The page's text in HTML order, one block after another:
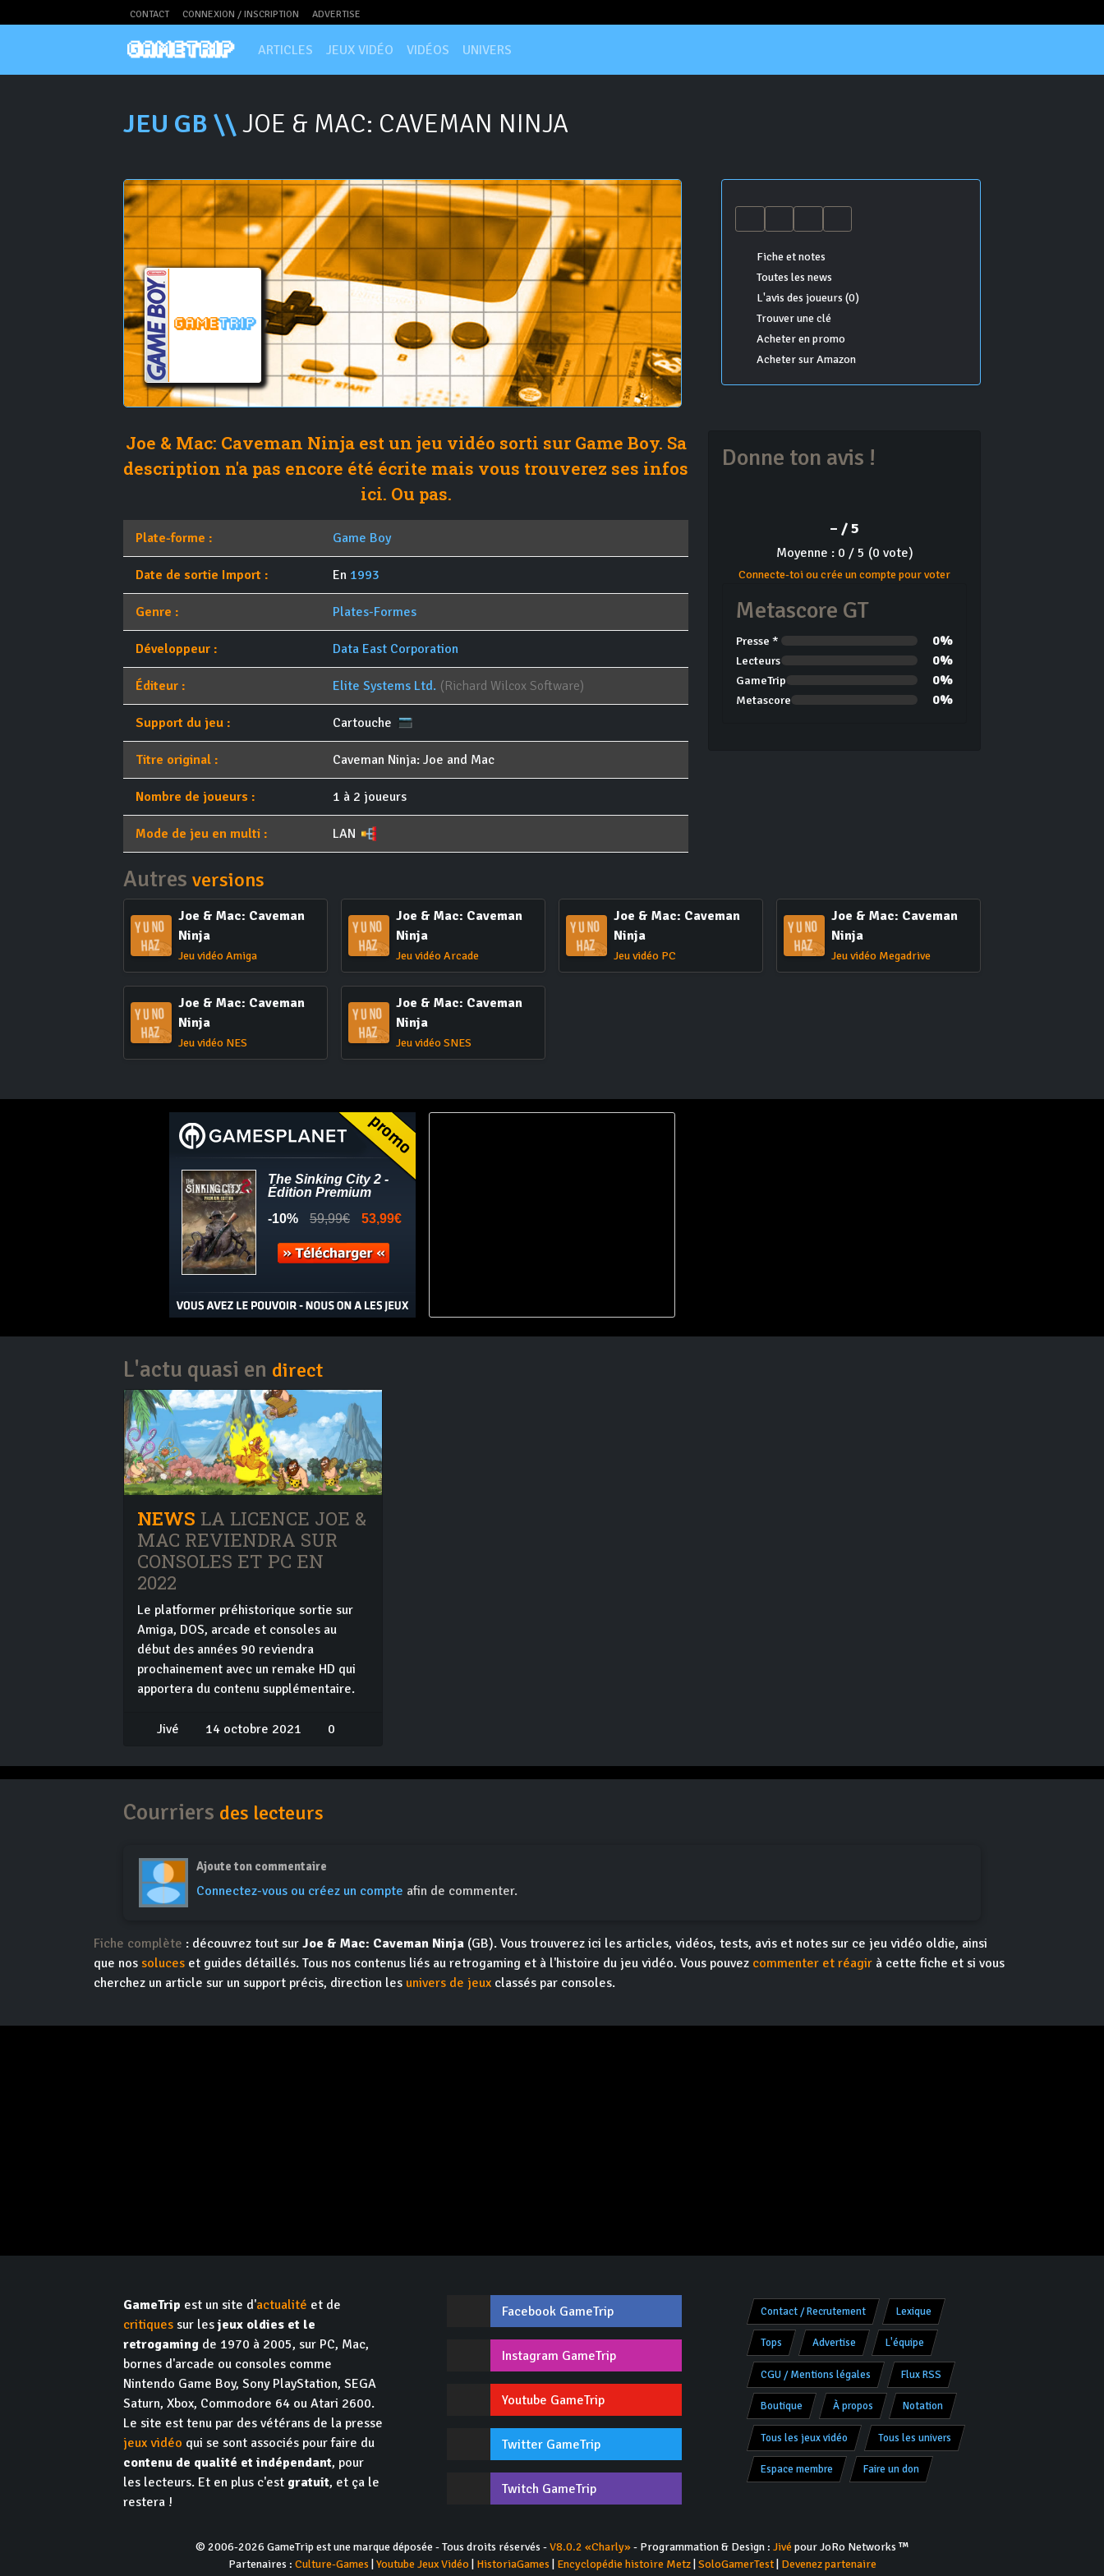
CONTACT CONNEXION / INSCRIPTION ADVERTISE
ARTICLES JEUX VIDÉO VIDÉOS UNIVERS
JEU GB \\ JOE & MAC: CAVEMAN NINJA
Fiche et notes
Toutes les news
L'avis des joueurs (0)
Trouver une clé
Acheter en promo
Acheter sur Amazon
Joe & Mac: Caveman Ninja est un jeu vidéo sorti sur Game Boy. Sa
description n'a pas encore été écrite mais vous trouverez ses infos
ici. Ou pas.
Plate-forme : Game Boy
Date de sortie Import : En 1993
Genre : Plates-Formes
Développeur : Data East Corporation
Éditeur : Elite Systems Ltd. (Richard Wilcox Software)
Support du jeu : Cartouche
Titre original : Caveman Ninja: Joe and Mac
Nombre de joueurs : 1 à 2 joueurs
Mode de jeu en multi : LAN
Donne ton avis !
– / 5
Moyenne : 0 / 5 (0 vote)
Connecte-toi ou crée un compte pour voter
Metascore GT
Presse * 0%
Lecteurs 0%
GameTrip 0%
Metascore 0%
Autres versions
Joe & Mac: Caveman
Ninja
Jeu vidéo Amiga
Joe & Mac: Caveman
Ninja
Jeu vidéo Arcade
Joe & Mac: Caveman
Ninja
Jeu vidéo PC
Joe & Mac: Caveman
Ninja
Jeu vidéo Megadrive
Joe & Mac: Caveman
Ninja
Jeu vidéo NES
Joe & Mac: Caveman
Ninja
Jeu vidéo SNES
L'actu quasi en direct
NEWS LA LICENCE JOE &
MAC REVIENDRA SUR
CONSOLES ET PC EN
2022
Le platformer préhistorique sortie sur
Amiga, DOS, arcade et consoles au
début des années 90 reviendra
prochainement avec un remake HD qui
apportera du contenu supplémentaire.
Jivé 14 octobre 2021 0
Courriers des lecteurs
Ajoute ton commentaire
Connectez-vous ou créez un compte afin de commenter.
Fiche complète : découvrez tout sur Joe & Mac: Caveman Ninja (GB). Vous trouverez ici les articles, vidéos, tests, avis et notes sur ce jeu vidéo oldie, ainsi
que nos soluces et guides détaillés. Tous nos contenus liés au retrogaming et à l'histoire du jeu vidéo. Vous pouvez commenter et réagir à cette fiche et si vous
cherchez un article sur un support précis, direction les univers de jeux classés par consoles.
GameTrip est un site d'actualité et de
critiques sur lesjeux oldies et le
retrogaming de 1970 à 2005, sur PC, Mac,
bornes d'arcade ou consoles comme
Nintendo Game Boy, Sony PlayStation, SEGA
Saturn, Xbox, Commodore 64 ou Atari 2600.
Le site est tenu par des vétérans de la presse
jeux vidéo qui se sont associés pour faire du
contenu de qualité et indépendant, pour
les lecteurs. Et en plus c'est gratuit, et ça le
restera !
Facebook GameTrip
Instagram GameTrip
Youtube GameTrip
Twitter GameTrip
Twitch GameTrip
Contact / Recrutement Lexique
Tops Advertise L'équipe
CGU / Mentions légales Flux RSS
Boutique À propos Notation
Tous les jeux vidéo Tous les univers
Espace membre Faire un don
© 2006-2026 GameTrip est une marque déposée - Tous droits réservés -V8.0.2 «Charly»- Programmation & Design : Jivépour JoRo Networks ™
Partenaires : Culture-Games Youtube Jeux Vidéo| HistoriaGames Encyclopédie histoire Metz| SoloGamerTest| Devenez partenaire